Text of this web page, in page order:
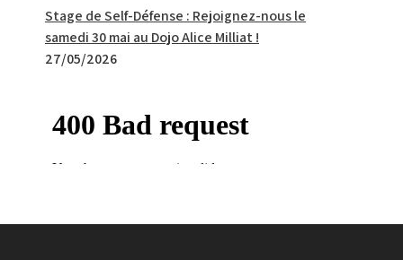
Stage de Self-Défense : Rejoignez-nous le
samedi 30 mai au Dojo Alice Milliat !
27/05/2026